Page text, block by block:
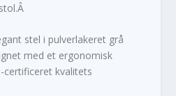
stel i pulverlakeret grå
med et ergonomisk
certificeret kvalitets